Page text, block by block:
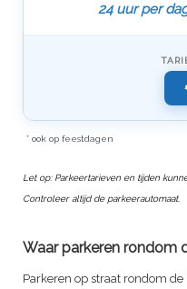
24 uur per
* ook op feestdagen
Let op: Parkeertarieven en tijden
Controleer altijd de parkeerautomaat.
Waar parkeren rondom
Parkeren op straat rondom